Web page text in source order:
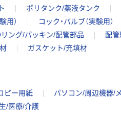
ポリタンク/薬液タンク
用） コック・バルブ（実験用）
ング/パッキン/配管部品 配管
ガスケット/充填材
ピー用紙 パソコン/周辺機器/
/医療/介護